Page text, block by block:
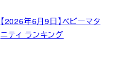
【2026年6月9日】ベビーマタ
ニティ ランキング